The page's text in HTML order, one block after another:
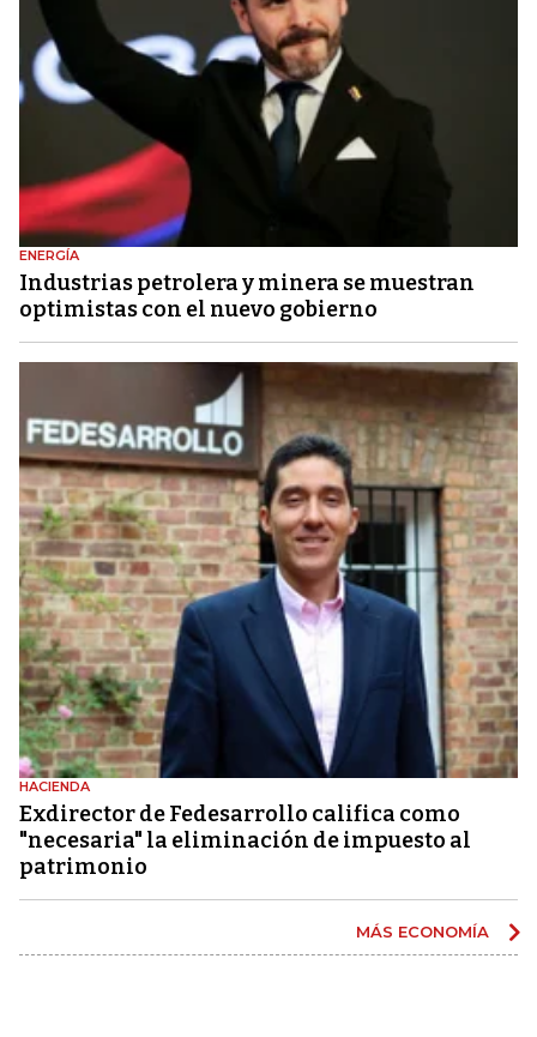
ENERGÍA
Industrias petrolera y minera se muestran
optimistas con el nuevo gobierno
HACIENDA
Exdirector de Fedesarrollo califica como
"necesaria" la eliminación de impuesto al
patrimonio
MÁS ECONOMÍA